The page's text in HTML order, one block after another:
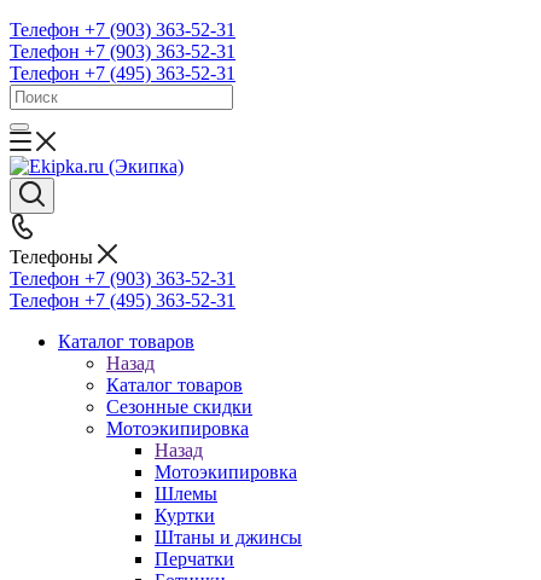
Телефон +7 (903) 363-52-31
Телефон +7 (903) 363-52-31
Телефон +7 (495) 363-52-31
Телефоны
Телефон +7 (903) 363-52-31
Телефон +7 (495) 363-52-31
Каталог товаров
Назад
Каталог товаров
Сезонные скидки
Мотоэкипировка
Назад
Мотоэкипировка
Шлемы
Куртки
Штаны и джинсы
Перчатки